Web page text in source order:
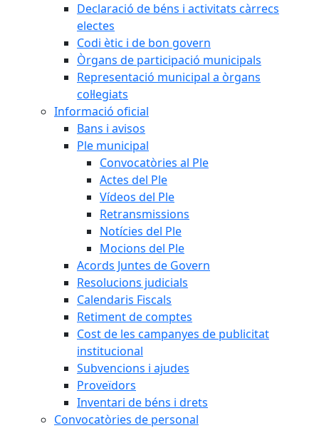
Declaració de béns i activitats càrrecs
electes
Codi ètic i de bon govern
Òrgans de participació municipals
Representació municipal a òrgans
col·legiats
Informació oficial
Bans i avisos
Ple municipal
Convocatòries al Ple
Actes del Ple
Vídeos del Ple
Retransmissions
Notícies del Ple
Mocions del Ple
Acords Juntes de Govern
Resolucions judicials
Calendaris Fiscals
Retiment de comptes
Cost de les campanyes de publicitat
institucional
Subvencions i ajudes
Proveïdors
Inventari de béns i drets
Convocatòries de personal